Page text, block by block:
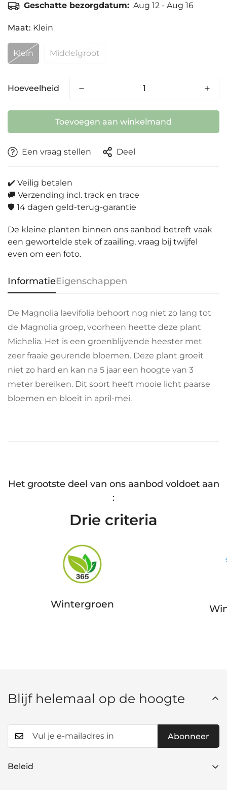
Geschatte bezorgdatum: Aug 12 - Aug 16
Maat: Klein
Klein Middelgroot
Hoeveelheid
Toevoegen aan winkelmand
Een vraag stellen Deel
✔️ Veilig betalen
🚚 Verzending incl. track en trace
🛡️ 14 dagen geld-terug-garantie
De kleine planten binnen ons aanbod betreft vaak
een gewortelde stek of zaailing, vraag bij twijfel
even om een foto.
InformatieEigenschappen
De Magnolia laevifolia behoort nog niet zo lang tot
de Magnolia groep, voorheen heette deze plant
Michelia. Het is een groenblijvende heester met
zeer fraaie geurende bloemen. Deze plant groeit
niet zo hard en kan na 5 jaar een hoogte van 3
meter bereiken. Dit soort heeft mooie licht paarse
bloemen en bloeit in april-mei.
Het grootste deel van ons aanbod voldoet aan
:
Drie criteria
Wintergroen
Blijf helemaal op de hoogte
Abonneer
Beleid